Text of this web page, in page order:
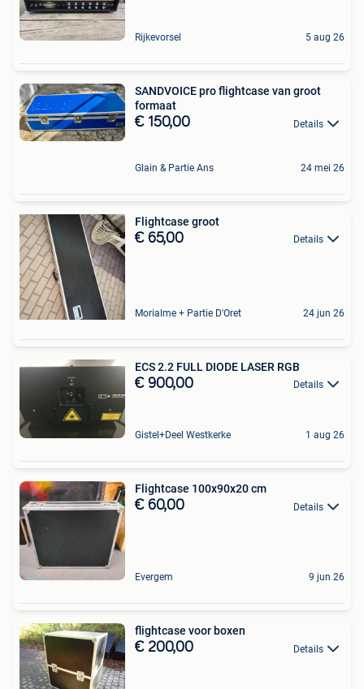
Rijkevorsel 5 aug 26
SANDVOICE pro flightcase van groot
formaat
€ 150,00 Details
Glain & Partie Ans 24 mei 26
Flightcase groot
€ 65,00 Details
Morialme + Partie D'Oret 24 jun 26
ECS 2.2 FULL DIODE LASER RGB
€ 900,00 Details
Gistel+Deel Westkerke 1 aug 26
Flightcase 100x90x20 cm
€ 60,00 Details
Evergem 9 jun 26
flightcase voor boxen
€ 200,00 Details